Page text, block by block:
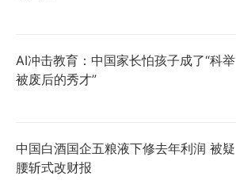
AI冲击教育：中国家长怕孩子成了“科举
被废后的秀才”
中国白酒国企五粮液下修去年利润 被疑
腰斩式改财报